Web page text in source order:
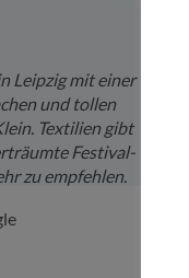
Leipzig mit einer
und tollen
Textilien gibt
Festival-
zu empfehlen.